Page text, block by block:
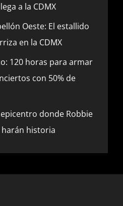
a la CDMX
Oeste: El estallido
en la CDMX
120 horas para armar
con 50% de
epicentro donde Robbie
harán historia